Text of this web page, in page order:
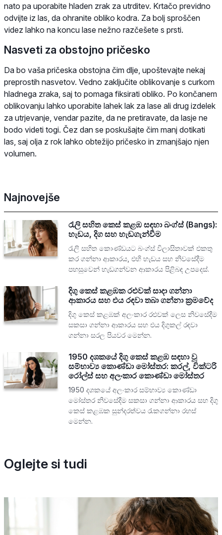
nato pa uporabite hladen zrak za utrditev. Krtačo previdno
odvijte iz las, da ohranite obliko kodra. Za bolj sproščen
videz lahko na koncu lase nežno razčešete s prsti.
Nasveti za obstojno pričesko
Da bo vaša pričeska obstojna čim dlje, upoštevajte nekaj
preprostih nasvetov. Vedno zaključite oblikovanje s curkom
hladnega zraka, saj to pomaga fiksirati obliko. Po končanem
oblikovanju lahko uporabite lahek lak za lase ali drug izdelek
za utrjevanje, vendar pazite, da ne pretiravate, da lasje ne
bodo videti togi. Čez dan se poskušajte čim manj dotikati
las, saj olja z rok lahko obtežijo pričesko in zmanjšajo njen
volumen.
Najnovejše
රැලි සහිත කෙස් කළඹ සඳහා බංග්ස් (Bangs):
හැඩය, දිග සහ හැඩගැන්වීම
රැලි සහිත කොණ්ඩයට බංග්ස් විලාසිතාවක් එකතු
කර ගන්නා ආකාරය, එහි හැඩය සහ නිවසේදීම
පහසුවෙන් හැඩගන්වන ආකාරය පිළිබඳ උපදෙස්.
දිගු කෙස් කළඹක රළුවක් සාදා ගන්නා
ආකාරය සහ එය රඳවා තබා ගන්නා ක්‍රමවේද
දිගු කෙස් කළඹක් අලංකාර රළුවක් ලෙස නිවසේදීම
සකසා ගන්නා ආකාරය සහ එය දිගුකල් රඳවා
ගන්නා සරල පියවර මෙන්න.
1950 දශකයේ දිගු කෙස් කළඹ සඳහා වූ
සම්භාව්‍ය කොණ්ඩා මෝස්තර: කරල්, වික්ටරි
රෝල්ස් සහ අලංකාර කොණ්ඩා මෝස්තර
1950 දශකයේ අලංකාර සම්භාව්‍ය කොණ්ඩා
මෝස්තර නිවසේදීම සකසා ගන්නා ආකාරය සහ දිගු
කෙස් කළඹක සුන්දරත්වය රැකගන්නා රහස්
මෙන්න.
Oglejte si tudi